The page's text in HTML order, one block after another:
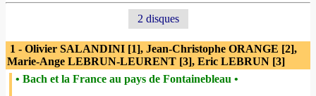
2 disques
1 - Olivier SALANDINI [1], Jean-Christophe ORANGE [2],
Marie-Ange LEBRUN-LEURENT [3], Eric LEBRUN [3]
• Bach et la France au pays de Fontainebleau •